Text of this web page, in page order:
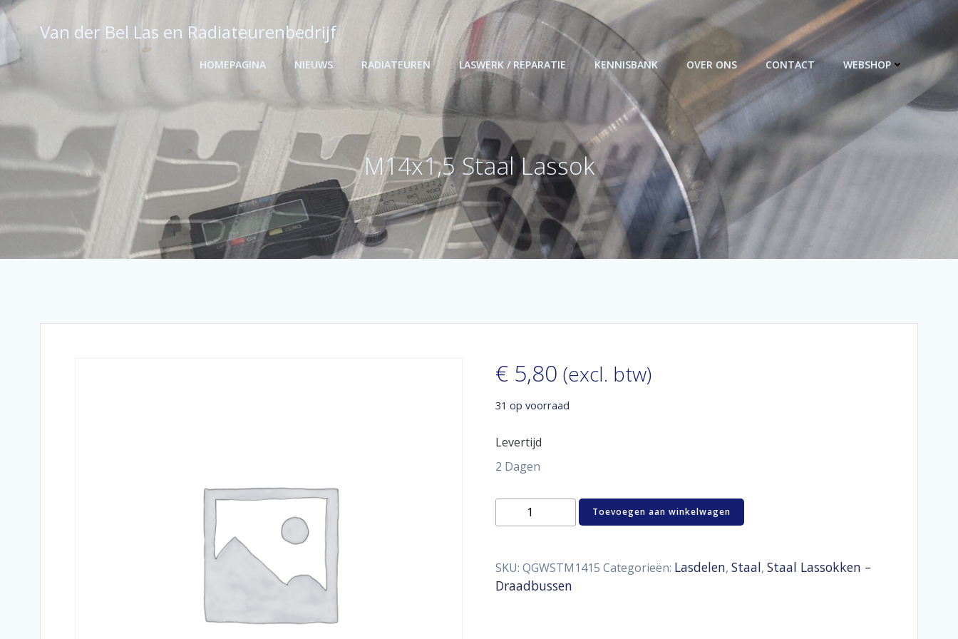
Ga
naar
inhoud
Van der Bel Las en Radiateurenbedrijf
HOMEPAGINA NIEUWS RADIATEUREN LASWERK / REPARATIE KENNISBANK OVER ONS CONTACT WEBSHOP
M14x1,5 Staal Lassok
€5,80 (excl. btw)
31 op voorraad
Levertijd
2 Dagen
M14x1,5
Toevoegen aan winkelwagen
SKU: QGWSTM1415 Categorieën: Lasdelen, Staal, Staal Lassokken –
Draadbussen